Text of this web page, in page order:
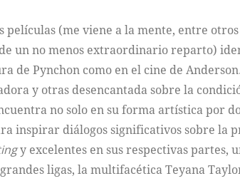
películas (me viene a la mente, entre
un no menos extraordinario reparto)
de Pynchon como en el cine de
y otras desencantada sobre la
no solo en su forma artística por
inspirar diálogos significativos sobre la
y excelentes en sus respectivas partes,
ligas, la multifacética Teyana